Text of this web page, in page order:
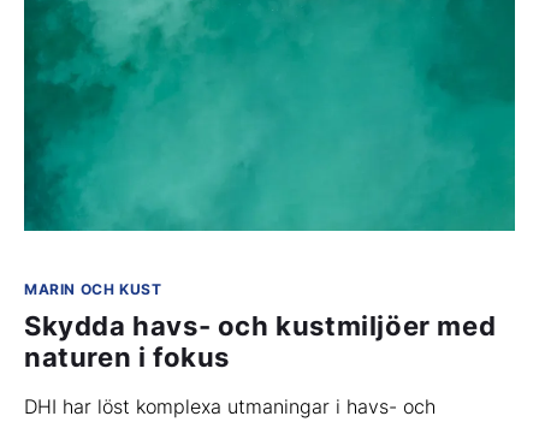
MARIN OCH KUST
Skydda havs- och kustmiljöer med
naturen i fokus
DHI har löst komplexa utmaningar i havs- och